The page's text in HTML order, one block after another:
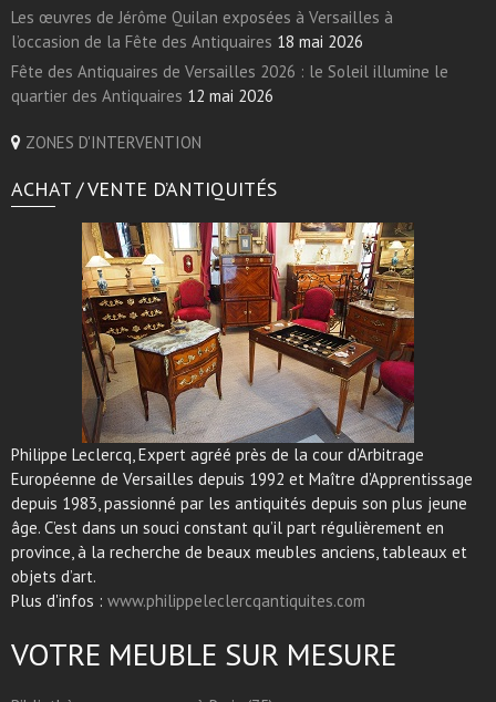
Les œuvres de Jérôme Quilan exposées à Versailles à
l’occasion de la Fête des Antiquaires 18 mai 2026
Fête des Antiquaires de Versailles 2026 : le Soleil illumine le
quartier des Antiquaires 12 mai 2026
ZONES D'INTERVENTION
ACHAT / VENTE D’ANTIQUITÉS
Philippe Leclercq, Expert agréé près de la cour d’Arbitrage
Européenne de Versailles depuis 1992 et Maître d’Apprentissage
depuis 1983, passionné par les antiquités depuis son plus jeune
âge. C’est dans un souci constant qu’il part régulièrement en
province, à la recherche de beaux meubles anciens, tableaux et
objets d’art.
Plus d'infos : www.philippeleclercqantiquites.com
VOTRE MEUBLE SUR MESURE